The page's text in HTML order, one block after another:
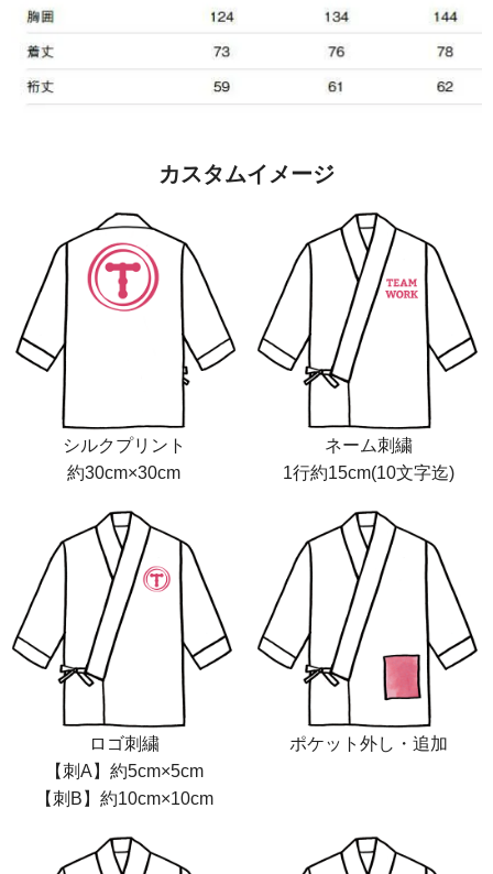
カスタムイメージ
シルクプリント
約30cm×30cm
ネーム刺繍
1行約15cm(10文字迄)
ロゴ刺繍
【刺A】約5cm×5cm
【刺B】約10cm×10cm
ポケット外し・追加